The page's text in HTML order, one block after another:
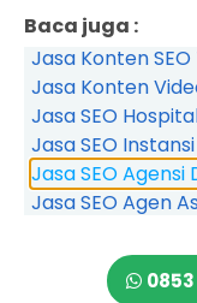
Baca juga :
Jasa Konten
Jasa Konten
Jasa SEO
Jasa SEO
Jasa SEO
Jasa SEO Agen